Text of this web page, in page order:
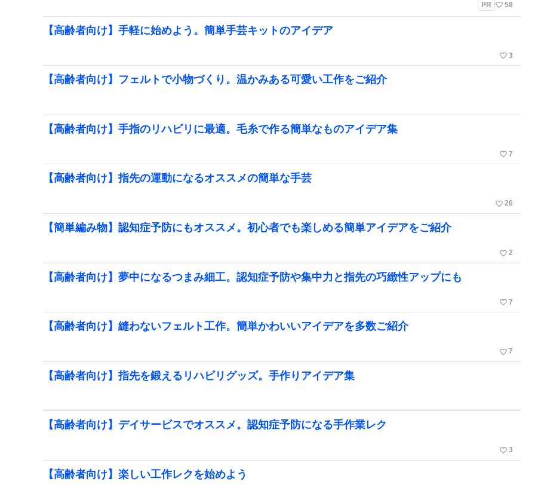
PR favorite_border 58
【高齢者向け】手軽に始めよう。簡単手芸キットのアイデア
favorite_border 3
【高齢者向け】フェルトで小物づくり。温かみある可愛い工作をご紹介
【高齢者向け】手指のリハビリに最適。毛糸で作る簡単なものアイデア集
favorite_border 7
【高齢者向け】指先の運動になるオススメの簡単な手芸
favorite_border 26
【簡単編み物】認知症予防にもオススメ。初心者でも楽しめる簡単アイデアをご紹介
favorite_border 2
【高齢者向け】夢中になるつまみ細工。認知症予防や集中力と指先の巧緻性アップにも
favorite_border 7
【高齢者向け】縫わないフェルト工作。簡単かわいいアイデアを多数ご紹介
favorite_border 7
【高齢者向け】指先を鍛えるリハビリグッズ。手作りアイデア集
【高齢者向け】デイサービスでオススメ。認知症予防になる手作業レク
favorite_border 3
【高齢者向け】楽しい工作レクを始めよう